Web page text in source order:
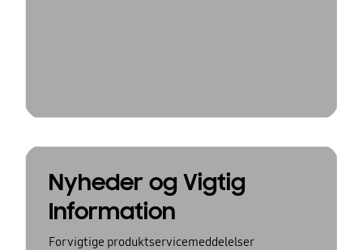
Nyheder og Vigtig
Information
For vigtige produktservicemeddelelser